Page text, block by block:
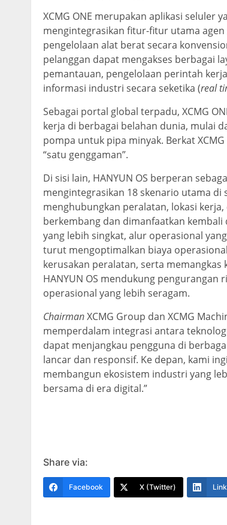
XCMG ONE merupakan aplikasi seluler
mengintegrasikan fitur-fitur utama
pengelolaan alat berat secara
pelanggan dapat mengakses berbagai
pemantauan, pengelolaan perintah
informasi industri secara seketika (real
Sebagai portal global terpadu, XCMG
kerja di berbagai belahan dunia, mulai
pompa untuk pipa minyak. Berkat
“satu genggaman”.
Di sisi lain, HANYUN OS berperan
mengintegrasikan 18 skenario utama
menghubungkan peralatan, lokasi
berkembang dan dimanfaatkan
yang lebih singkat, alur operasional
turut mengoptimalkan biaya
kerusakan peralatan, serta
HANYUN OS mendukung
operasional yang lebih seragam.
ChairmanXCMG Group dan XCMG
memperdalam integrasi antara
dapat menjangkau pengguna di
lancar dan responsif. Ke depan, kami
membangun ekosistem industri yang
bersama di era digital.”
Share via:
Facebook X (Twitter)